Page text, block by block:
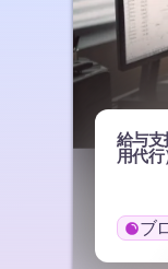
給与
用代
ブ